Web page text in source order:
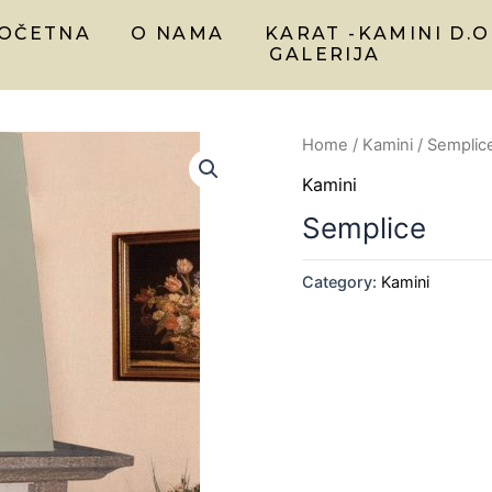
O NAMA
KARAT -KAMINI
GALERIJA
Home / Kamini /
Kamini
Semplice
Category: Kamini